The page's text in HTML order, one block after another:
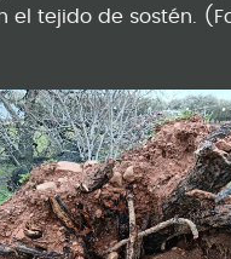
el tejido de sostén.